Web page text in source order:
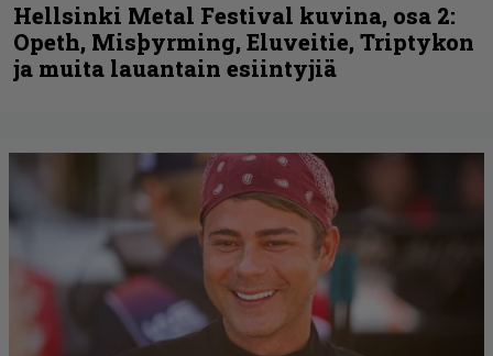
Hellsinki Metal Festival kuvina, osa 2:
Opeth, Misþyrming, Eluveitie, Triptykon
ja muita lauantain esiintyjiä